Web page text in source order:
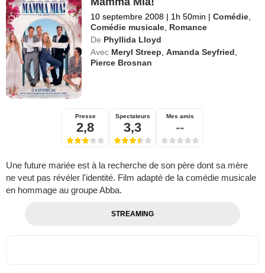
10 septembre 2008 | 1h 50min | Comédie,
Comédie musicale, Romance
De Phyllida Lloyd
Avec Meryl Streep,Amanda Seyfried,
Pierce Brosnan
Presse
2,8
Spectateurs
3,3
Mes amis
--
Une future mariée est à la recherche de son père dont sa mère
ne veut pas révéler l'identité. Film adapté de la comédie musicale
en hommage au groupe Abba.
STREAMING